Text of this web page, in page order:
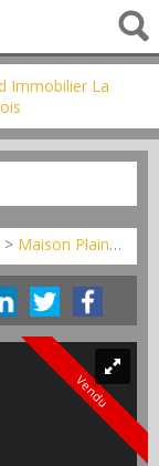
> Maison Plain-pied en vente Brie
Vendu